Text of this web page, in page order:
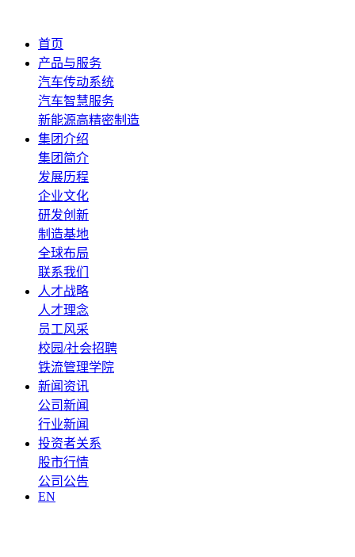
首页
产品与服务
汽车传动系统
汽车智慧服务
新能源高精密制造
集团介绍
集团简介
发展历程
企业文化
研发创新
制造基地
全球布局
联系我们
人才战略
人才理念
员工风采
校园/社会招聘
铁流管理学院
新闻资讯
公司新闻
行业新闻
投资者关系
股市行情
公司公告
EN